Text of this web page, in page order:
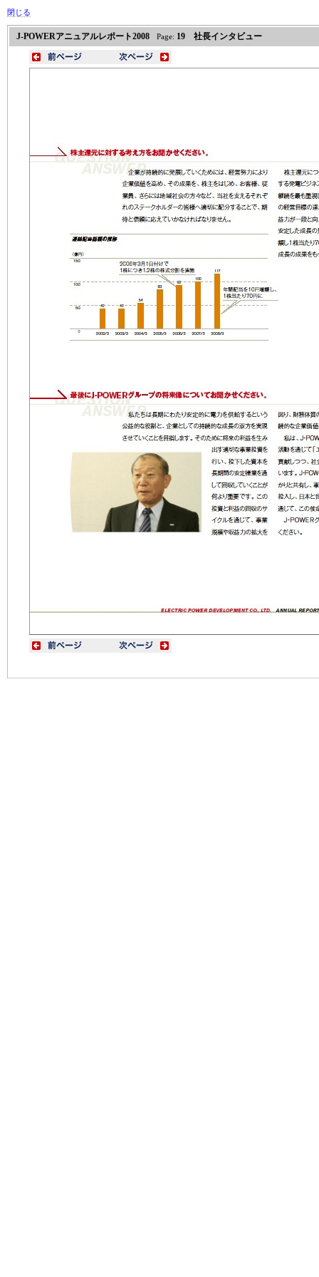
閉じる
J-POWERアニュアルレポート2008 Page: 19 社長インタビュー